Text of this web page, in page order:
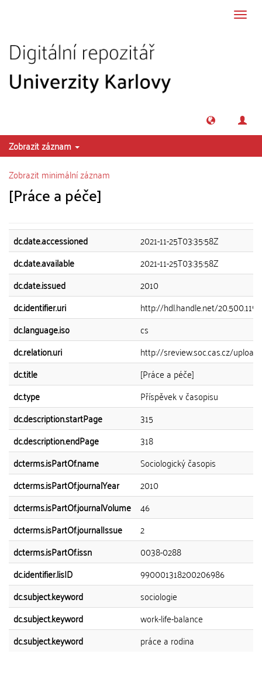
Zobrazit záznam
Zobrazit minimální záznam
[Práce a péče]
dc.date.accessioned
2021-11-25T03:35:58Z
dc.date.available
2021-11-25T03:35:58Z
dc.date.issued
2010
dc.identifier.uri
http://hdl.handle.net/
dc.language.iso
cs
dc.relation.uri
http://sreview.soc.cas.cz/
dc.title
[Práce a péče]
dc.type
Příspěvek v časopisu
dc.description.startPage
315
dc.description.endPage
318
dcterms.isPartOf.name
Sociologický časopis
dcterms.isPartOf.journalYear
2010
dcterms.isPartOf.journalVolume 46
dcterms.isPartOf.journalIssue
2
dcterms.isPartOf.issn
0038-0288
dc.identifier.lisID
990001318200206986
dc.subject.keyword
sociologie
dc.subject.keyword
work-life-balance
dc.subject.keyword
práce a rodina